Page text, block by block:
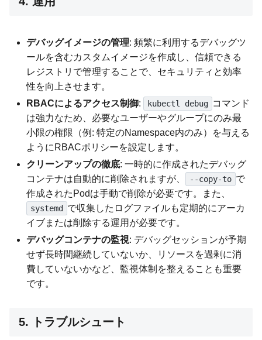
デバッグイメージの管理: 頻繁に利用するデバッグツ
ールを含むカスタムイメージを作成し、信頼できる
レジストリで管理することで、セキュリティと効率
性を向上させます。
RBACによるアクセス制御: kubectl debug コマンド
は強力なため、必要なユーザーやグループにのみ最
小限の権限（例: 特定のNamespace内のみ）を与える
ようにRBACポリシーを設定します。
クリーンアップの徹底: 一時的に作成されたデバッグ
コンテナは自動的に削除されますが、
--copy-to で
作成されたPodは手動で削除が必要です。また、
systemd
で収集したログファイルも定期的にアーカ
イブまたは削除する運用が必要です。
デバッグコンテナの監視: デバッグセッションが予期
せず長時間継続していないか、リソースを過剰に消
費していないかなど、監視体制を整えることも重要
です。
5. トラブルシュート